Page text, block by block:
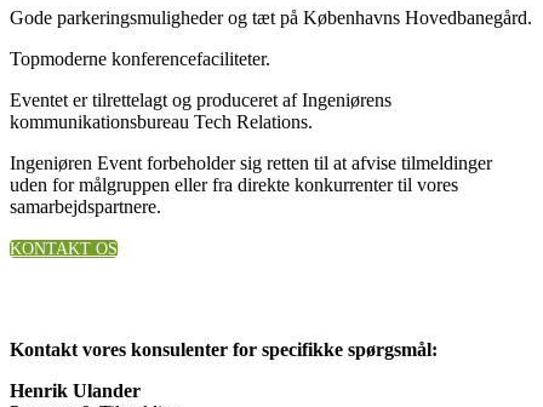
Gode parkeringsmuligheder og tæt på Københavns Hovedbanegård.
Topmoderne konferencefaciliteter.
Eventet er tilrettelagt og produceret af Ingeniørens
kommunikationsbureau Tech Relations.
Ingeniøren Event forbeholder sig retten til at afvise tilmeldinger
uden for målgruppen eller fra direkte konkurrenter til vores
samarbejdspartnere.
KONTAKT OS
Kontakt vores konsulenter for specifikke spørgsmål:
Henrik Ulander